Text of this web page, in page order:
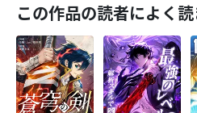
この作品の読者によく